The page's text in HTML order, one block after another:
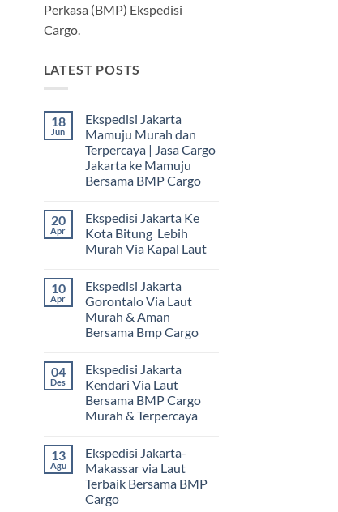
Perkasa (BMP) Ekspedisi
Cargo.
LATEST POSTS
18
Jun
Ekspedisi Jakarta
Mamuju Murah dan
Terpercaya | Jasa Cargo
Jakarta ke Mamuju
Bersama BMP Cargo
komentar
pada
Ekspedisi
Jakarta
dan
Terpercaya
|
Jasa
Cargo
Jakarta
Bersama
BMP
Cargo
20
Apr
Ekspedisi Jakarta Ke
Kota Bitung Lebih
Murah Via Kapal Laut
komentar
pada
Ekspedisi
Jakarta
Ke
Kota
Murah
Via
Kapal
Laut
10
Apr
Ekspedisi Jakarta
Gorontalo Via Laut
Murah & Aman
Bersama Bmp Cargo
komentar
pada
Ekspedisi
Jakarta
Gorontalo
Via
&
Aman
Bersama
Bmp
Cargo
04
Des
Ekspedisi Jakarta
Kendari Via Laut
Bersama BMP Cargo
Murah & Terpercaya
komentar
pada
Ekspedisi
Jakarta
Kendari
Via
13
Agu
Ekspedisi Jakarta-
Makassar via Laut
Terbaik Bersama BMP
Cargo